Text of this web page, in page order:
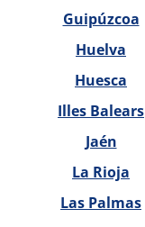
Guipúzcoa
Huelva
Huesca
Illes Balears
Jaén
La Rioja
Las Palmas